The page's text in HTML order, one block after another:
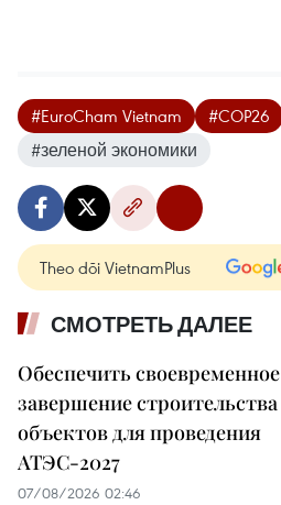
#EuroCham Vietnam #COP26
#зеленой экономики
Theo dõi VietnamPlus
СМОТРЕТЬ ДАЛЕЕ
Обеспечить своевременное
завершение строительства
объектов для проведения
АТЭС-2027
07/08/2026 02:46